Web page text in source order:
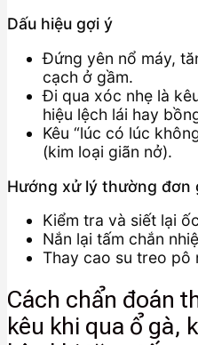
Dấu hiệu gợi ý
Đứng yên nổ máy,
cạch ở gầm.
Đi qua xóc nhẹ là
hiệu lệch lái hay
Kêu “lúc có lúc
(kim loại giãn nở).
Hướng xử lý thường đơn
Kiểm tra và siết lại
Nắn lại tấm chắn
Thay cao su treo pô
Cách chẩn đoán
kêu khi qua ổ gà,